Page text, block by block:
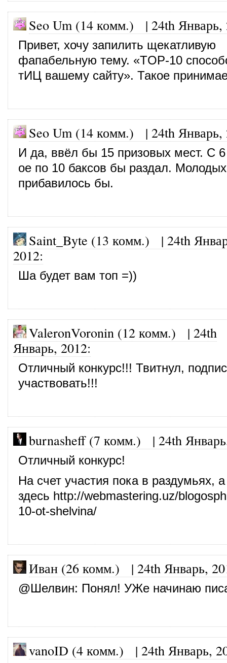
Seo Um (14 комм.) | 24th Январь,
Привет, хочу запилить щекатливую
фапабельную тему. «TOP-10
тИЦ вашему сайту». Такое
Seo Um (14 комм.) | 24th Январь,
И да, ввёл бы 15 призовых мест. С
ое по 10 баксов бы раздал.
прибавилось бы.
Saint_Byte (13 комм.) | 24th
2012:
Ша будет вам топ =))
ValeronVoronin (12 комм.) | 24th
Январь, 2012:
Отличный конкурс!!! Твитнул,
участвовать!!!
burnasheff (7 комм.) | 24th
Отличный конкурс!
На счет участия пока в раздумьях,
здесь http://webmastering.uz/
10-ot-shelvina/
Иван (26 комм.) | 24th Январь,
@Шелвин: Понял! УЖе начинаю
vanoID (4 комм.) | 24th Январь,